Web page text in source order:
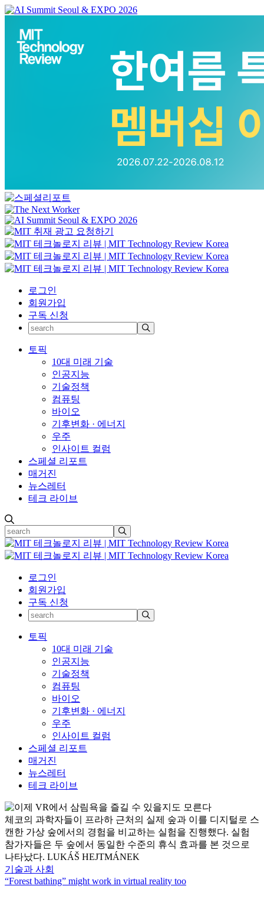
로그인
회원가입
구독 신청
토픽
10대 미래 기술
인공지능
기술정책
컴퓨팅
바이오
기후변화 · 에너지
우주
인사이트 컬럼
스페셜 리포트
매거진
뉴스레터
테크 라이브
로그인
회원가입
구독 신청
토픽
10대 미래 기술
인공지능
기술정책
컴퓨팅
바이오
기후변화 · 에너지
우주
인사이트 컬럼
스페셜 리포트
매거진
뉴스레터
테크 라이브
체코의 과학자들이 프라하 근처의 실제 숲과 이를 디지털로 스
캔한 가상 숲에서의 경험을 비교하는 실험을 진행했다. 실험
참가자들은 두 숲에서 동일한 수준의 휴식 효과를 본 것으로
나타났다. LUKÁŠ HEJTMÁNEK
기술과 사회
“Forest bathing” might work in virtual reality too